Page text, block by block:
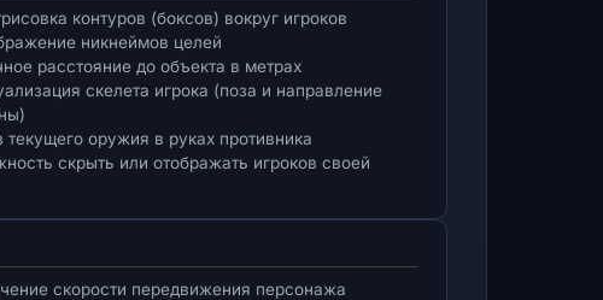
контуров (боксов) вокруг игроков
никнеймов целей
расстояние до объекта в метрах
скелета игрока (поза и направление
оружия в руках противника
скрыть или отображать игроков своей
скорости передвижения персонажа